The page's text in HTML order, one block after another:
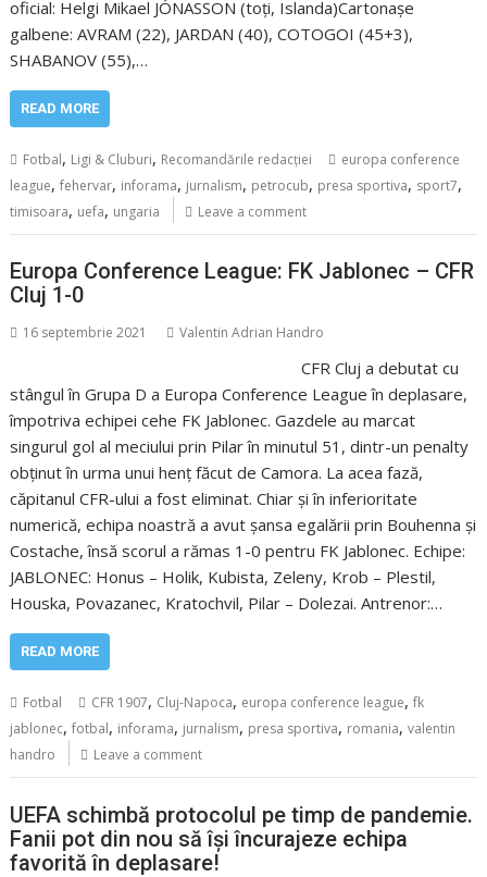
oficial: Helgi Mikael JÓNASSON (toți, Islanda)Cartonașe
galbene: AVRAM (22), JARDAN (40), COTOGOI (45+3),
SHABANOV (55),…
READ MORE
Fotbal, Ligi & Cluburi, Recomandările redacției
europa conference
league,fehervar, inforama, jurnalism, petrocub, presa sportiva, sport7,
timisoara, uefa, ungaria Leave a comment
Europa Conference League: FK Jablonec – CFR
Cluj 1-0
16 septembrie 2021 Valentin Adrian Handro
CFR Cluj a debutat cu
stângul în Grupa D a Europa Conference League în deplasare,
împotriva echipei cehe FK Jablonec. Gazdele au marcat
singurul gol al meciului prin Pilar în minutul 51, dintr-un penalty
obținut în urma unui henț făcut de Camora. La acea fază,
căpitanul CFR-ului a fost eliminat. Chiar și în inferioritate
numerică, echipa noastră a avut șansa egalării prin Bouhenna și
Costache, însă scorul a rămas 1-0 pentru FK Jablonec. Echipe:
JABLONEC: Honus – Holik, Kubista, Zeleny, Krob – Plestil,
Houska, Povazanec, Kratochvil, Pilar – Dolezai. Antrenor:…
READ MORE
Fotbal CFR 1907, Cluj-Napoca, europa conference league,fk
jablonec,fotbal, inforama, jurnalism, presa sportiva, romania,valentin
handro
Leave a comment
UEFA schimbă protocolul pe timp de pandemie.
Fanii pot din nou să își încurajeze echipa
favorită în deplasare!